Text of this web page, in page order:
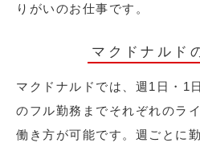
りがいのお仕事です。
マクドナルド
マクドナルドでは、週1日・1
のフル勤務までそれぞれのラ
働き方が可能です。週ごとに